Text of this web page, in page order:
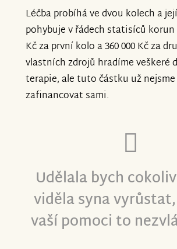
Léčba probíhá ve dvou kolech a
pohybuje v řádech statisíců korun
Kč za první kolo a 360 000 Kč za
vlastních zdrojů hradíme veškeré
terapie, ale tuto částku už
zafinancovat sami.
Udělala bych
viděla syna
vaší pomoci to